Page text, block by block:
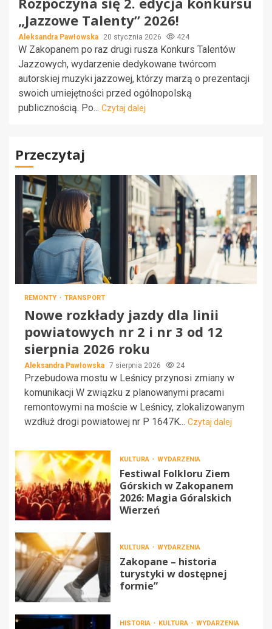
„Jazzowe Talenty” 2026!
Aleksandra Pawłowska 20 stycznia 2026 424
W Zakopanem po raz drugi rusza Konkurs Talentów
Jazzowych, wydarzenie dedykowane twórcom
autorskiej muzyki jazzowej, którzy marzą o prezentacji
swoich umiejętności przed ogólnopolską
publicznością. Po... Czytaj dalej
Przeczytaj
REMONTY TRANSPORT
Nowe rozkłady jazdy dla linii
powiatowych nr 2 i nr 3 od 12
sierpnia 2026 roku
Aleksandra Pawłowska 7 sierpnia 2026 24
Przebudowa mostu w Leśnicy przynosi zmiany w
komunikacji W związku z planowanymi pracami
remontowymi na moście w Leśnicy, zlokalizowanym
wzdłuż drogi powiatowej nr P 1647K... Czytaj dalej
KULTURA WYDARZENIA
Festiwal Folkloru Ziem
Górskich w Zakopanem
2026: Magia Góralskich
Wierzeń
KULTURA WYDARZENIA
Zakopane – historia
turystyki w dostępnej
formie”
HISTORIA KULTURA WYDARZENIA